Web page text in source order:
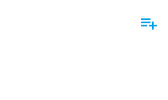
playlist_add